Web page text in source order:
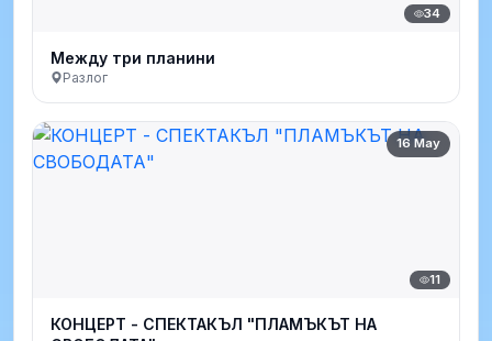
34
Между три планини
Разлог
16 May
11
КОНЦЕРТ - СПЕКТАКЪЛ "ПЛАМЪКЪТ НА